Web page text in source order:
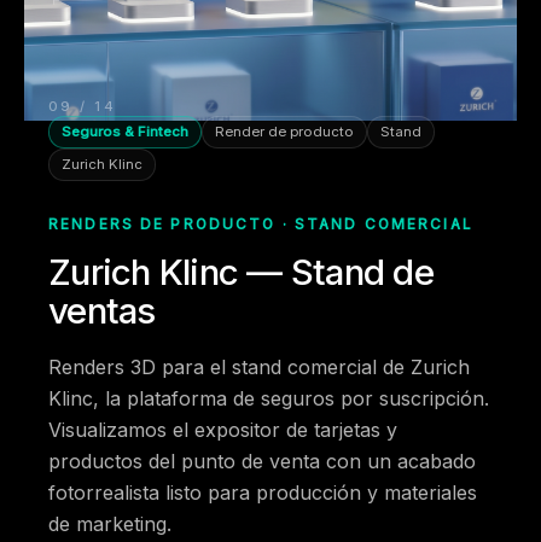
09 / 14
Seguros & Fintech
Render de producto
Stand
Zurich Klinc
RENDERS DE PRODUCTO · STAND COMERCIAL
Zurich Klinc — Stand de
ventas
Renders 3D para el stand comercial de Zurich
Klinc, la plataforma de seguros por suscripción.
Visualizamos el expositor de tarjetas y
productos del punto de venta con un acabado
fotorrealista listo para producción y materiales
de marketing.